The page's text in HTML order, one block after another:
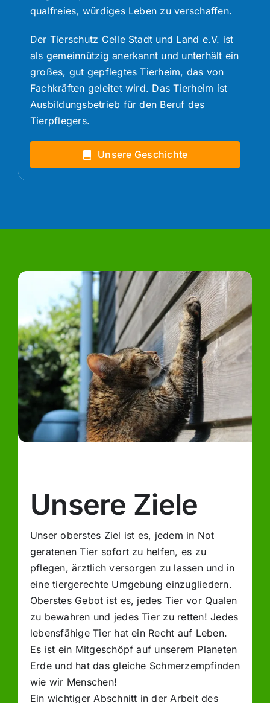
qualfreies, würdiges Leben zu verschaffen.
Der Tierschutz Celle Stadt und Land e.V. ist
als gemeinnützig anerkannt und unterhält ein
großes, gut gepflegtes Tierheim, das von
Fachkräften geleitet wird. Das Tierheim ist
Ausbildungsbetrieb für den Beruf des
Tierpflegers.
Unsere Geschichte
Unsere Ziele
Unser oberstes Ziel ist es, jedem in Not
geratenen Tier sofort zu helfen, es zu
pflegen, ärztlich versorgen zu lassen und in
eine tiergerechte Umgebung einzugliedern.
Oberstes Gebot ist es, jedes Tier vor Qualen
zu bewahren und jedes Tier zu retten! Jedes
lebensfähige Tier hat ein Recht auf Leben.
Es ist ein Mitgeschöpf auf unserem Planeten
Erde und hat das gleiche Schmerzempfinden
wie wir Menschen!
Ein wichtiger Abschnitt in der Arbeit des